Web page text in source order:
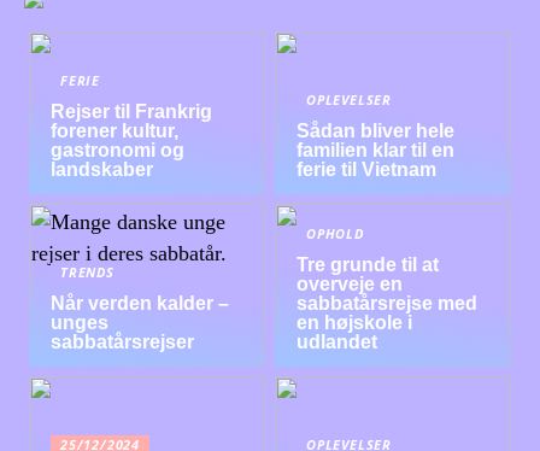
FERIE
Rejser til Frankrig
forener kultur,
gastronomi og
landskaber
OPLEVELSER
Sådan bliver hele
familien klar til en
ferie til Vietnam
TRENDS
Når verden kalder –
unges
sabbatårsrejser
OPHOLD
Tre grunde til at
overveje en
sabbatårsrejse med
en højskole i
udlandet
25/12/2024 OPLEVELSER